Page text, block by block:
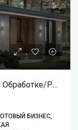
Услуги По Фасадной И Внутренней Обработке/ремонтным Работам
БИЗНЕС,